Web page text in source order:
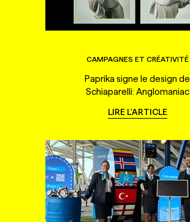
CAMPAGNES ET CRÉATIVITÉ
Paprika signe le design de
Schiaparelli: Anglomaniac
LIRE L'ARTICLE